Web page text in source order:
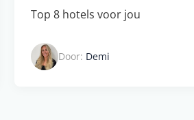
Top 8 hotels voor jou
Door: Demi